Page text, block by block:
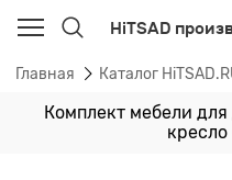
HiTSAD
Главная Каталог
Комплект мебели